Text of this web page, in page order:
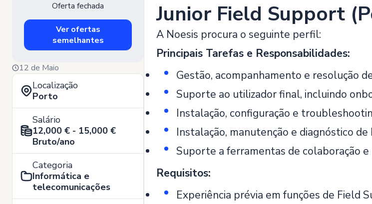
Oferta fechada
Ver ofertas
semelhantes
12 de Maio
Localização
Porto
Salário
12,000 € - 15,000 €
Bruto/ano
Categoria
Informática e
telecomunicações
Junior Field Support
A Noesis procura o seguinte perfil:
Principais Tarefas e Responsabilidades:
Gestão, acompanhamento e resolução
Suporte ao utilizador final, incluindo
Instalação, configuração e
Instalação, manutenção e diagnóstico
Suporte a ferramentas de colaboração
Requisitos:
Experiência prévia em funções de Field